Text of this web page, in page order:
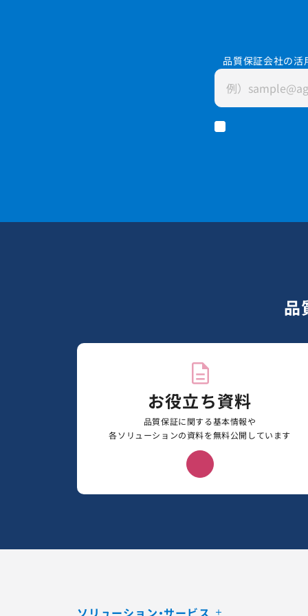
品質保証会社の活
品
お役立ち資料
品質保証に関する基本情報や
各ソリューションの資料を無料公開しています
ソリューション・サービス